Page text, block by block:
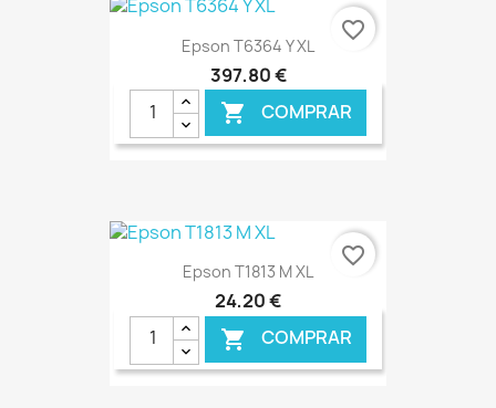
Epson T6364 Y XL
397,80 €
 COMPRAR
€ ONLINE
favorite_border
Epson T1813 M XL
24,20 €
 COMPRAR
favorite_border